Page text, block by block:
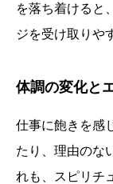
を落ち着けると
ジを受け取りや
体調の変化と
仕事に飽きを感
たり、理由のな
れも、スピリチ